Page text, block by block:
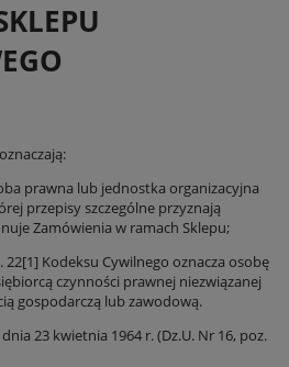
prawna lub jednostka organizacyjna
przepisy szczególne przyznają
Zamówienia w ramach Sklepu;
Kodeksu Cywilnego oznacza osobę
czynności prawnej niezwiązanej
gospodarczą lub zawodową.
23 kwietnia 1964 r. (Dz.U. Nr 16, poz.